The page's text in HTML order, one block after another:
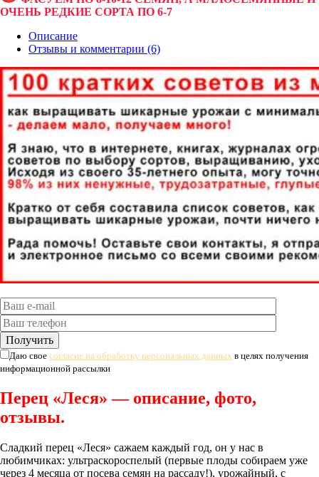
ОЧЕНЬ РЕДКИЕ СОРТА ПО 6-7
Описание
Отзывы и комментарии (6)
Даю свое согласие на обработку персональных данных в целях получения
информационной рассылки
Перец «Леся» — описание, фото,
отзывы.
Сладкий перец «Леся» сажаем каждый год, он у нас в
любимчиках: ультраскороспелый (первые плоды собираем уже
через 4 месяца от посева семян на рассаду!), урожайный, с